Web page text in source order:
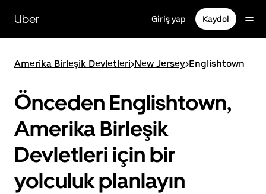
içeriğe
gidinUber Giriş yap Kaydol
Amerika Birleşik Devletleri>New Jersey>Englishtown
Önceden Englishtown,
Amerika Birleşik
Devletleri için bir
yolculuk planlayın